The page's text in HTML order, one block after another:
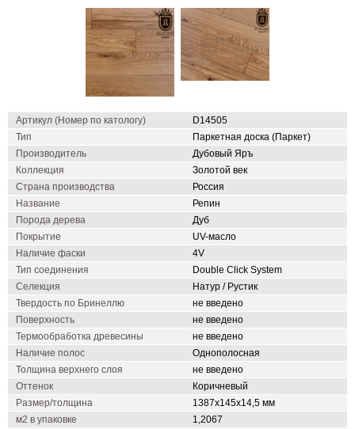
Артикул (Номер по катологу)
D14505
Тип
Паркетная доска (Паркет)
Производитель
Дубовый Яръ
Коллекция
Золотой век
Страна производства
Россия
Название
Репин
Порода дерева
Дуб
Покрытие
UV-масло
Наличие фаски
4V
Тип соединения
Double Click System
Селекция
Натур / Рустик
Твердость по Бринеллю
не введено
Поверхность
не введено
Термообработка древесины
не введено
Наличие полос
Однополосная
Толщина верхнего слоя
не введено
Оттенок
Коричневый
Размер/толщина
1387х145х14,5 мм
м2 в упаковке
1,2067